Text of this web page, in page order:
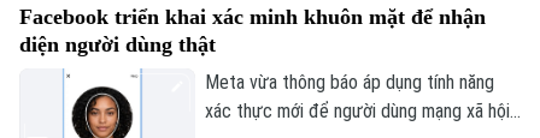
Đánh giá
Làng nghề
Di tích
Y tế
Dinh dưỡng
Thể thao
Bóng đá
Giải trí
Facebook triển khai xác minh khuôn mặt để nhận
diện người dùng thật
Meta vừa thông báo áp dụng tính năng
xác thực mới để người dùng mạng xã hội